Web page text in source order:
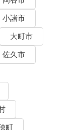
小諸市
大町市
佐久市
町